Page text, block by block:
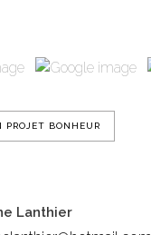
PROJET BONHEUR
Lanthier